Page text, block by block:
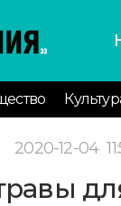
2020-12-04